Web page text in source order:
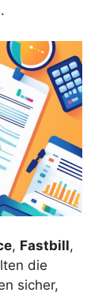
, Fastbill,
die
sicher,